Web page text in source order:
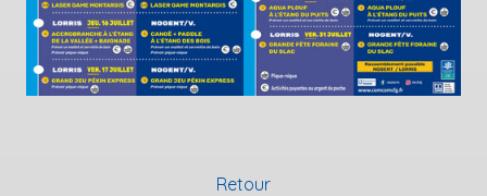
Retour